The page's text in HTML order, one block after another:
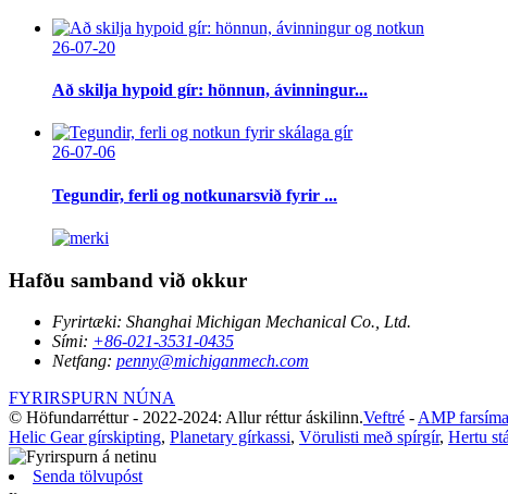
26-07-20
Að skilja hypoid gír: hönnun, ávinningur...
26-07-06
Tegundir, ferli og notkunarsvið fyrir ...
Hafðu samband við okkur
Fyrirtæki: Shanghai Michigan Mechanical Co., Ltd.
Sími: +86-021-3531-0435
Netfang: penny@michiganmech.com
FYRIRSPURN NÚNA
© Höfundarréttur - 2022-2024: Allur réttur áskilinn.Veftré - AMP farsíma
Helic Gear gírskipting, Planetary gírkassi, Vörulisti með spírgír, Hertu
Senda tölvupóst